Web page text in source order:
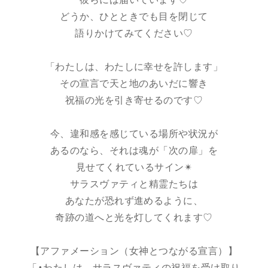
どうか、ひとときでも目を閉じて
語りかけてみてください♡
「わたしは、わたしに幸せを許します」
その宣言で天と地のあいだに響き
祝福の光を引き寄せるのです♡
今、違和感を感じている場所や状況が
あるのなら、それは魂が「次の扉」を
見せてくれているサイン✴︎
サラスヴァティと精霊たちは
あなたが恐れず進めるように、
奇跡の道へと光を灯してくれます♡
【アファメーション（女神とつながる宣言）】